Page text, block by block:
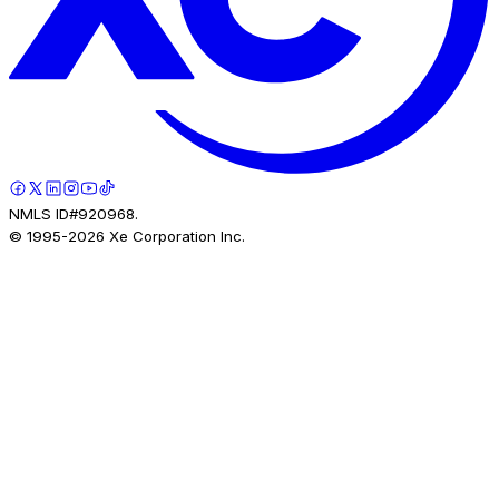
NMLS ID#920968.
© 1995-2026 Xe Corporation Inc.